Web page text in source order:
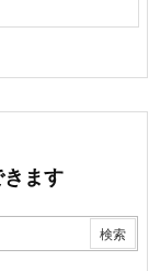
ます